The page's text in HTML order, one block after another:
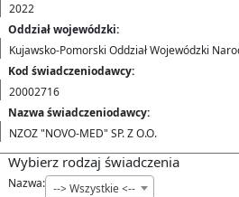
2022
Oddział wojewódzki:
Kujawsko-Pomorski Oddział Wojewódzki
Kod świadczeniodawcy:
20002716
Nazwa świadczeniodawcy:
NZOZ "NOVO-MED" SP. Z O.O.
Wybierz rodzaj świadczenia
Nazwa: --> Wszystkie <--